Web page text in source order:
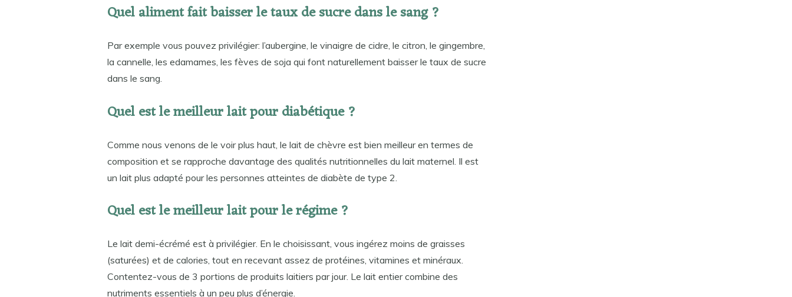
Quel aliment fait baisser le taux de sucre dans le sang ?
Par exemple vous pouvez privilégier: l’aubergine, le vinaigre de cidre, le citron, le gingembre,
la cannelle, les edamames, les fèves de soja qui font naturellement baisser le taux de sucre
dans le sang.
Quel est le meilleur lait pour diabétique ?
Comme nous venons de le voir plus haut, le lait de chèvre est bien meilleur en termes de
composition et se rapproche davantage des qualités nutritionnelles du lait maternel. Il est
un lait plus adapté pour les personnes atteintes de diabète de type 2.
Quel est le meilleur lait pour le régime ?
Le lait demi-écrémé est à privilégier. En le choisissant, vous ingérez moins de graisses
(saturées) et de calories, tout en recevant assez de protéines, vitamines et minéraux.
Contentez-vous de 3 portions de produits laitiers par jour. Le lait entier combine des
nutriments essentiels à un peu plus d’énergie.